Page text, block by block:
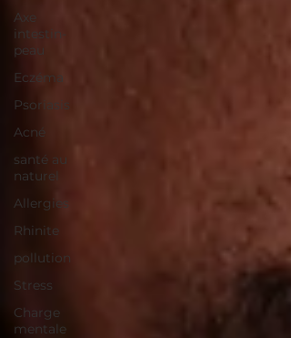
Axe
intestin-
peau
Eczéma
Psoriasis
Acné
santé au
naturel
Allergies
Rhinite
pollution
Stress
Charge
mentale